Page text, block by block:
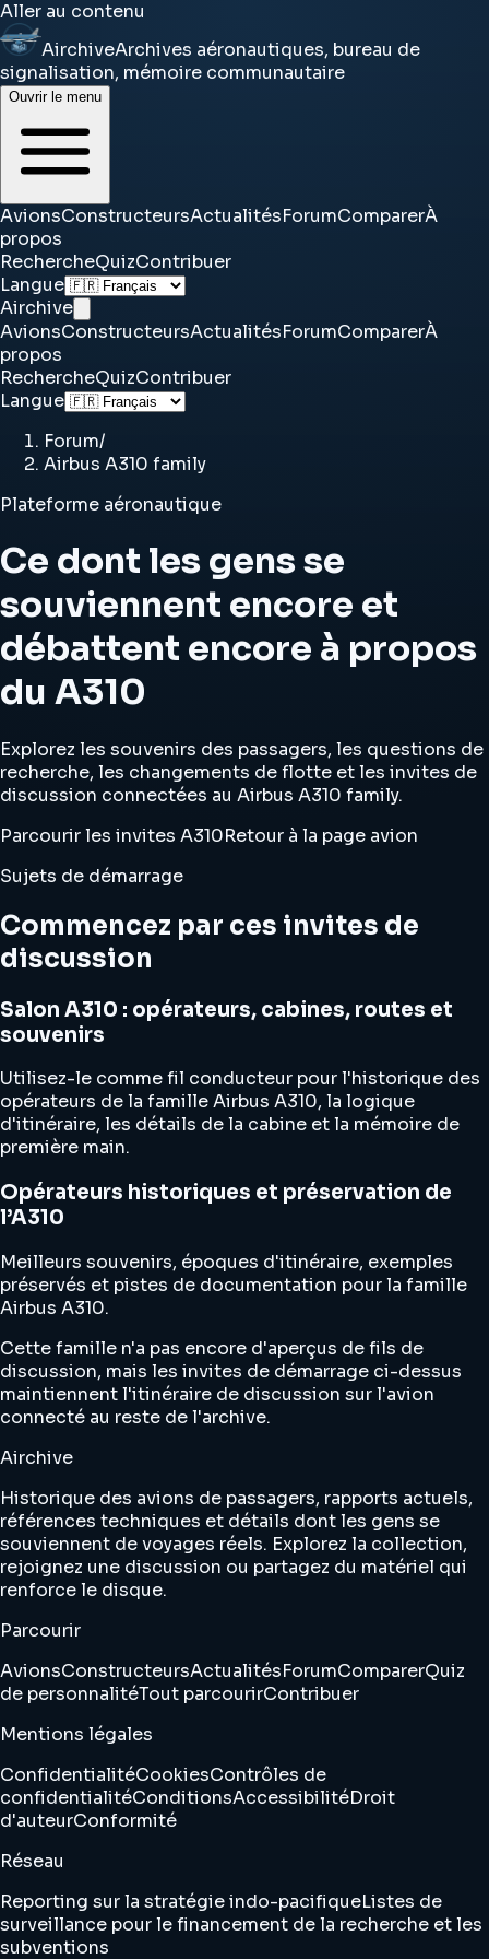
Aller au contenu
AirchiveArchives aéronautiques, bureau de
signalisation, mémoire communautaire
Ouvrir le menu
AvionsConstructeursActualitésForumComparerÀ
propos
RechercheQuizContribuer
Langue
Airchive
AvionsConstructeursActualitésForumComparerÀ
propos
RechercheQuizContribuer
Langue
Forum/
Airbus A310 family
Plateforme aéronautique
Ce dont les gens se
souviennent encore et
débattent encore à propos
du A310
Explorez les souvenirs des passagers, les questions de
recherche, les changements de flotte et les invites de
discussion connectées au Airbus A310 family.
Parcourir les invites A310Retour à la page avion
Sujets de démarrage
Commencez par ces invites de
discussion
Salon A310 : opérateurs, cabines, routes et
souvenirs
Utilisez-le comme fil conducteur pour l'historique des
opérateurs de la famille Airbus A310, la logique
d'itinéraire, les détails de la cabine et la mémoire de
première main.
Opérateurs historiques et préservation de
l’A310
Meilleurs souvenirs, époques d'itinéraire, exemples
préservés et pistes de documentation pour la famille
Airbus A310.
Cette famille n'a pas encore d'aperçus de fils de
discussion, mais les invites de démarrage ci-dessus
maintiennent l'itinéraire de discussion sur l'avion
connecté au reste de l'archive.
Airchive
Historique des avions de passagers, rapports actuels,
références techniques et détails dont les gens se
souviennent de voyages réels. Explorez la collection,
rejoignez une discussion ou partagez du matériel qui
renforce le disque.
Parcourir
AvionsConstructeursActualitésForumComparerQuiz
de personnalitéTout parcourirContribuer
Mentions légales
ConfidentialitéCookiesContrôles de
confidentialitéConditionsAccessibilitéDroit
d'auteurConformité
Réseau
Reporting sur la stratégie indo-pacifiqueListes de
surveillance pour le financement de la recherche et les
subventions